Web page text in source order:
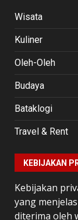
Wisata
Kuliner
Oleh-Oleh
Budaya
Bataklogi
Travel & Rent
KEBIJAKAN
Kebijakan
yang
diterima oleh